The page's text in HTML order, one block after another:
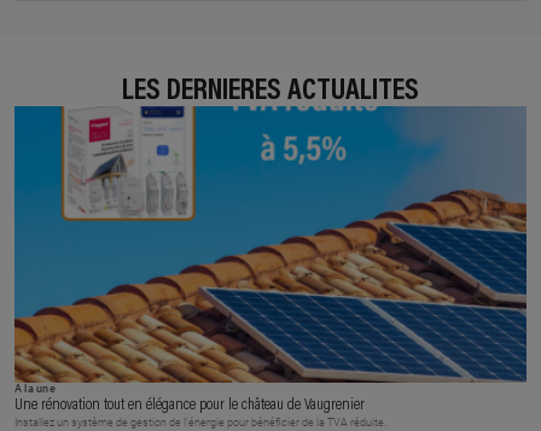
LES DERNIÈRES ACTUALITÉS
À la une
Une rénovation tout en élégance pour le château de Vaugrenier
Installez un système de gestion de l’énergie pour bénéficier de la TVA réduite.